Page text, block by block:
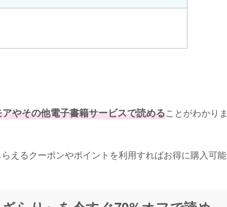
やその他電子書籍サービスで読めることがわかりま
えるクーポンやポイントを利用すればお得に購入可能